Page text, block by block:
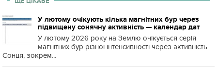
У лютому очікують кілька магнітних бур через
підвищену сонячну активність — календар дат
У лютому 2026 року на Землю очікується серія
магнітних бур різної інтенсивності через активність
Сонця, зокрем...